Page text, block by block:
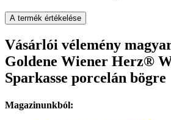
A termék értékelése
Vásárlói vélemény
Goldene Wiener Herz®
Sparkasse porcelán bögre
Magazinunkból: